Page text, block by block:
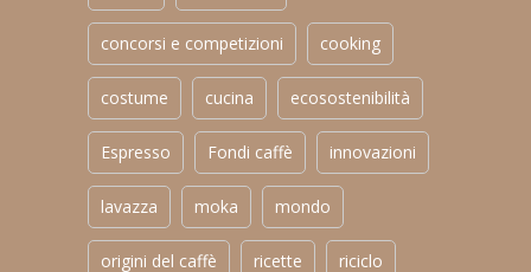
concorsi e competizioni cooking
costume cucina ecosostenibilità
Espresso Fondi caffè innovazioni
lavazza moka mondo
origini del caffè ricette riciclo